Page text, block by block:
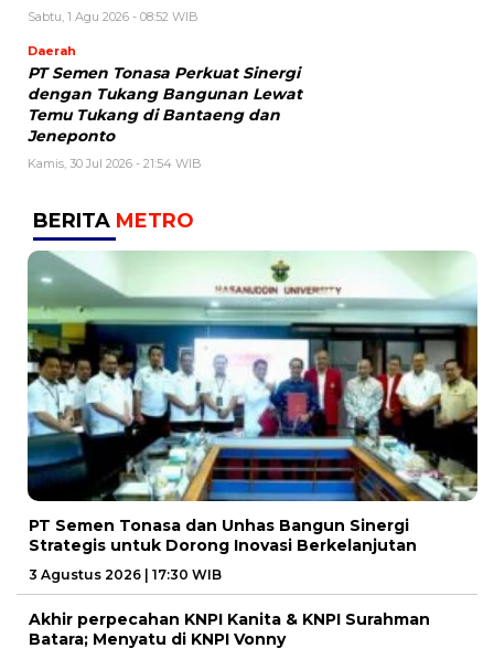
Sabtu, 1 Agu 2026 - 08:52 WIB
Daerah
PT Semen Tonasa Perkuat Sinergi
dengan Tukang Bangunan Lewat
Temu Tukang di Bantaeng dan
Jeneponto
Kamis, 30 Jul 2026 - 21:54 WIB
BERITA METRO
PT Semen Tonasa dan Unhas Bangun Sinergi
Strategis untuk Dorong Inovasi Berkelanjutan
3 Agustus 2026 | 17:30 WIB
Akhir perpecahan KNPI Kanita & KNPI Surahman
Batara; Menyatu di KNPI Vonny